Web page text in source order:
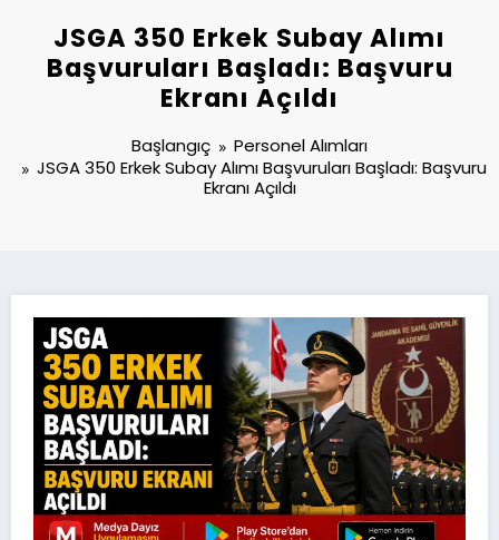
JSGA 350 Erkek Subay Alımı
Başvuruları Başladı: Başvuru
Ekranı Açıldı
Başlangıç
Personel Alımları
JSGA 350 Erkek Subay Alımı Başvuruları Başladı: Başvuru
Ekranı Açıldı